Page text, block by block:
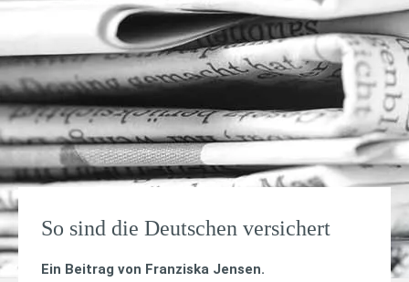
So sind die Deutschen versichert
Ein Beitrag von Franziska Jensen.